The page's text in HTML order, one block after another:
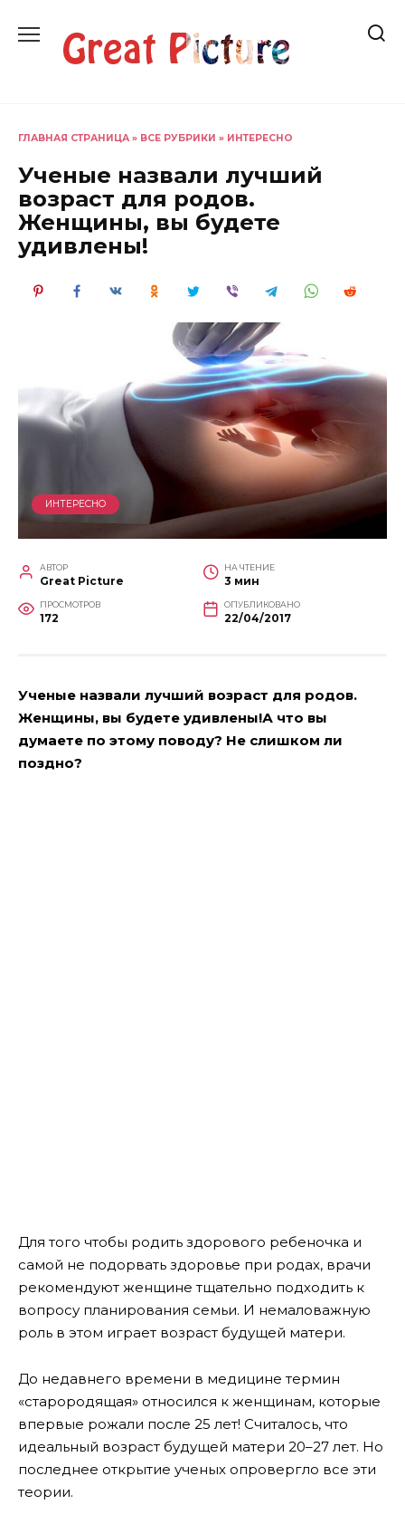
содержанию
ГЛАВНАЯ СТРАНИЦА » ВСЕ РУБРИКИ » ИНТЕРЕСНО
Ученые назвали лучший
возраст для родов.
Женщины, вы будете
удивлены!
ИНТЕРЕСНО
АВТОР
Great Picture
НА ЧТЕНИЕ
3 мин
ПРОСМОТРОВ
172
ОПУБЛИКОВАНО
22/04/2017
Ученые назвали лучший возраст для родов.
Женщины, вы будете удивлены!А что вы
думаете по этому поводу? Не слишком ли
поздно?
Для того чтобы родить здорового ребеночка и
самой не подорвать здоровье при родах, врачи
рекомендуют женщине тщательно подходить к
вопросу планирования семьи. И немаловажную
роль в этом играет возраст будущей матери.
До недавнего времени в медицине термин
«старородящая» относился к женщинам, которые
впервые рожали после 25 лет! Считалось, что
идеальный возраст будущей матери 20–27 лет. Но
последнее открытие ученых опровергло все эти
теории.